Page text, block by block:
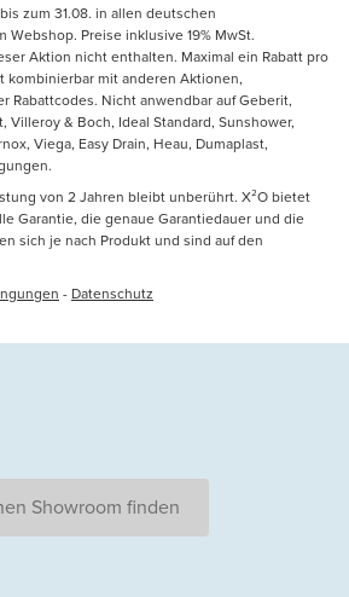
zum 31.08. in allen deutschen
Preise inklusive 19% MwSt.
Aktion nicht enthalten. Maximal ein Rabatt pro
kombinierbar mit anderen Aktionen,
Rabattcodes. Nicht anwendbar auf Geberit,
Villeroy & Boch, Ideal Standard, Sunshower,
Viega, Easy Drain, Heau, Dumaplast,
von 2 Jahren bleibt unberührt. X²O bietet
Garantie, die genaue Garantiedauer und die
sich je nach Produkt und sind auf den
- Datenschutz
Showroom finden